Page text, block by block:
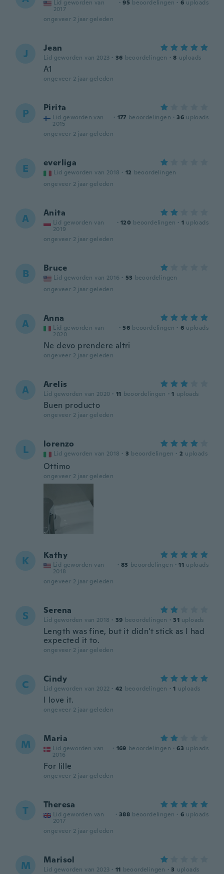
Lid geworden van
2017
· 95 beoordelingen · 6 uploads
ongeveer 2 jaar geleden
J Jean
Lid geworden van 2023 · 36 beoordelingen · 8 uploads
A1
ongeveer 2 jaar geleden
P Pirita
Lid geworden van
2015
· 177 beoordelingen · 36 uploads
ongeveer 2 jaar geleden
E everliga
Lid geworden van 2018 · 12 beoordelingen
ongeveer 2 jaar geleden
A Anita
Lid geworden van
2019
· 120 beoordelingen · 1 uploads
ongeveer 2 jaar geleden
B Bruce
Lid geworden van 2016 · 53 beoordelingen
ongeveer 2 jaar geleden
A Anna
Lid geworden van
2020
· 56 beoordelingen · 6 uploads
Ne devo prendere altri
ongeveer 2 jaar geleden
A Arelis
Lid geworden van 2020 · 11 beoordelingen · 1 uploads
Buen producto
ongeveer 2 jaar geleden
L lorenzo
Lid geworden van 2018 · 3 beoordelingen · 2 uploads
Ottimo
ongeveer 2 jaar geleden
K Kathy
Lid geworden van
2018
· 83 beoordelingen · 11 uploads
ongeveer 2 jaar geleden
S Serena
Lid geworden van 2018 · 39 beoordelingen · 31 uploads
Length was fine, but it didn't stick as I had
expected it to.
ongeveer 2 jaar geleden
C Cindy
Lid geworden van 2022 · 42 beoordelingen · 1 uploads
I love it.
ongeveer 2 jaar geleden
M Maria
Lid geworden van
2016
· 169 beoordelingen · 63 uploads
For lille
ongeveer 2 jaar geleden
T Theresa
Lid geworden van
2017
· 388 beoordelingen · 6 uploads
ongeveer 2 jaar geleden
M Marisol
Lid geworden van 2023 · 11 beoordelingen · 3 uploads